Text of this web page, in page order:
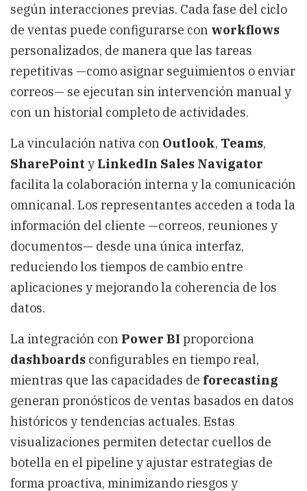
según interacciones previas. Cada fase del ciclo
de ventas puede configurarse con workflows
personalizados, de manera que las tareas
repetitivas —como asignar seguimientos o enviar
correos— se ejecutan sin intervención manual y
con un historial completo de actividades.
La vinculación nativa con Outlook, Teams,
SharePoint y LinkedIn Sales Navigator
facilita la colaboración interna y la comunicación
omnicanal. Los representantes acceden a toda la
información del cliente —correos, reuniones y
documentos— desde una única interfaz,
reduciendo los tiempos de cambio entre
aplicaciones y mejorando la coherencia de los
datos.
La integración con Power BI proporciona
dashboards configurables en tiempo real,
mientras que las capacidades de forecasting
generan pronósticos de ventas basados en datos
históricos y tendencias actuales. Estas
visualizaciones permiten detectar cuellos de
botella en el pipeline y ajustar estrategias de
forma proactiva, minimizando riesgos y